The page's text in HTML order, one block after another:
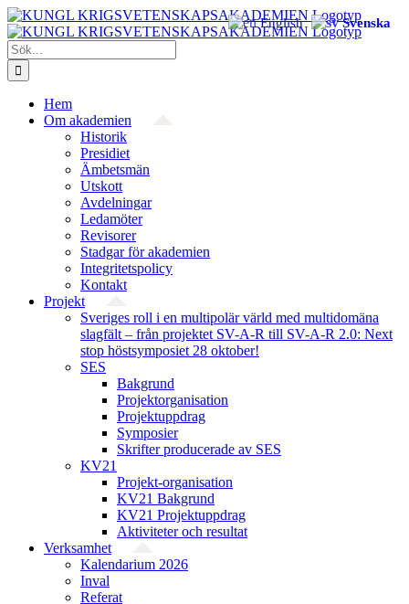
Fortsätt
till
innehållet
Sök
efter:
Hem
Om akademien
Historik
Presidiet
Ämbetsmän
Utskott
Avdelningar
Ledamöter
Revisorer
Stadgar för akademien
Integritetspolicy
Kontakt
Projekt
Sveriges roll i en multipolär värld med multidomäna
slagfält – från projektet SV-A-R till SV-A-R 2.0: Next
stop höstsymposiet 28 oktober!
SES
Bakgrund
Projekt­organisation
Projektuppdrag
Symposier
Skrifter producerade av SES
KV21
Projekt-organisation
KV21 Bakgrund
KV21 Projektuppdrag
Aktiviteter och resultat
Verksamhet
Kalendarium 2026
Inval
Referat
English Svenska